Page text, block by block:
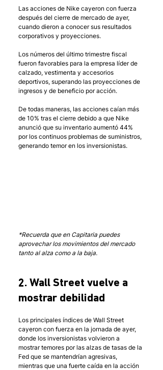
Las acciones de Nike cayeron con fuerza
después del cierre de mercado de ayer,
cuando dieron a conocer sus resultados
corporativos y proyecciones.
Los números del último trimestre fiscal
fueron favorables para la empresa líder de
calzado, vestimenta y accesorios
deportivos, superando las proyecciones de
ingresos y de beneficio por acción.
De todas maneras, las acciones caían más
de 10% tras el cierre debido a que Nike
anunció que su inventario aumentó 44%
por los continuos problemas de suministros,
generando temor en los inversionistas.
*Recuerda que en Capitaria puedes
aprovechar los movimientos del mercado
tanto al alza como a la baja.
2. Wall Street vuelve a
mostrar debilidad
Los principales índices de Wall Street
cayeron con fuerza en la jornada de ayer,
donde los inversionistas volvieron a
mostrar temores por las alzas de tasas de la
Fed que se mantendrían agresivas,
mientras que una fuerte caída en la acción